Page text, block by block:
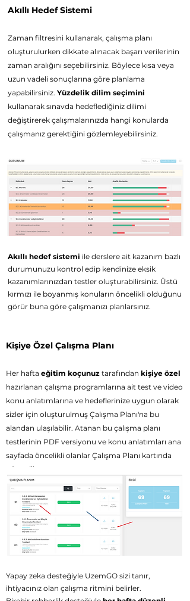
Akıllı Hedef Sistemi
Zaman filtresini kullanarak, çalışma planı
oluşturulurken dikkate alınacak başarı verilerinin
zaman aralığını seçebilirsiniz. Böylece kısa veya
uzun vadeli sonuçlarına göre planlama
yapabilirsiniz. Yüzdelik dilim seçimini
kullanarak sınavda hedeflediğiniz dilimi
değiştirerek çalışmalarınızda hangi konularda
çalışmanız gerektiğini gözlemleyebilirsiniz.
Akıllı hedef sistemi ile derslere ait kazanım bazlı
durumunuzu kontrol edip kendinize eksik
kazanımlarınızdan testler oluşturabilirsiniz. Üstü
kırmızı ile boyanmış konuların öncelikli olduğunu
görür buna göre çalışmanızı planlarsınız.
Kişiye Özel Çalışma Planı
Her hafta eğitim koçunuz tarafından kişiye özel
hazırlanan çalışma programlarına ait test ve video
konu anlatımlarına ve hedeflerinize uygun olarak
sizler için oluşturulmuş Çalışma Planı'na bu
alandan ulaşılabilir. Atanan bu çalışma planı
testlerinin PDF versiyonu ve konu anlatımları ana
sayfada öncelikli olanlar Çalışma Planı kartında
gösterilir.
Yeşil düğmeye tıklandığında ata
nan teste giriş
yapabilirsiniz.
Yapay zeka desteğiyle UzemGO sizi tanır,
ihtiyacınız olan çalışma ritmini belirler.